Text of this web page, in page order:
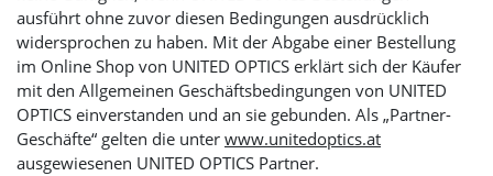
ausführt ohne zuvor diesen Bedingungen ausdrücklich
widersprochen zu haben. Mit der Abgabe einer Bestellung
im Online Shop von UNITED OPTICS erklärt sich der Käufer
mit den Allgemeinen Geschäftsbedingungen von UNITED
OPTICS einverstanden und an sie gebunden. Als „Partner-
Geschäfte“ gelten die unter www.unitedoptics.at
ausgewiesenen UNITED OPTICS Partner.